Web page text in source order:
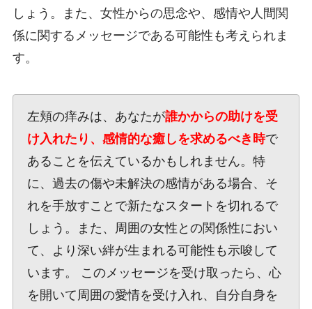
しょう。また、女性からの思念や、感情や人間関
係に関するメッセージである可能性も考えられま
す。
左頬の痒みは、あなたが誰かからの助けを受
け入れたり、感情的な癒しを求めるべき時で
あることを伝えているかもしれません。特
に、過去の傷や未解決の感情がある場合、そ
れを手放すことで新たなスタートを切れるで
しょう。また、周囲の女性との関係性におい
て、より深い絆が生まれる可能性も示唆して
います。 このメッセージを受け取ったら、心
を開いて周囲の愛情を受け入れ、自分自身を